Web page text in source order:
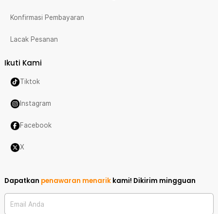
Konfirmasi Pembayaran
Lacak Pesanan
Ikuti Kami
Tiktok
Instagram
Facebook
X
Dapatkan penawaran menarik kami! Dikirim mingguan
Email Anda